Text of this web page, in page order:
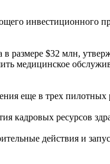
инвестиционного
размере $32 млн,
медицинское
еще в трех
кадровых ресурсов
действия и